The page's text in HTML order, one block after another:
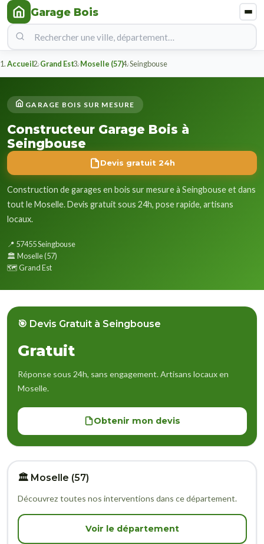
Garage Bois
Accueil Grand Est Moselle (57) Seingbouse
GARAGE BOIS SUR MESURE
Constructeur Garage Bois à
Seingbouse
Devis gratuit 24h
Construction de garages en bois sur mesure à Seingbouse et dans
tout le Moselle. Devis gratuit sous 24h, pose rapide, artisans
locaux.
📍 57455 Seingbouse
🏛️ Moselle (57)
🗺️ Grand Est
🎯 Devis Gratuit à Seingbouse
Gratuit
Réponse sous 24h, sans engagement. Artisans locaux en
Moselle.
Obtenir mon devis
🏛️ Moselle (57)
Découvrez toutes nos interventions dans ce département.
Voir le département